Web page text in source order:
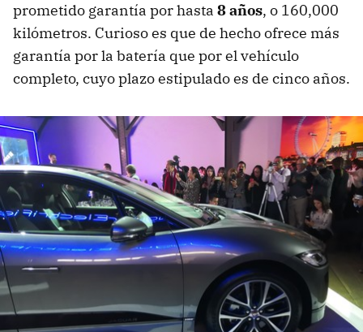
prometido garantía por hasta 8 años, o 160,000
kilómetros. Curioso es que de hecho ofrece más
garantía por la batería que por el vehículo
completo, cuyo plazo estipulado es de cinco años.